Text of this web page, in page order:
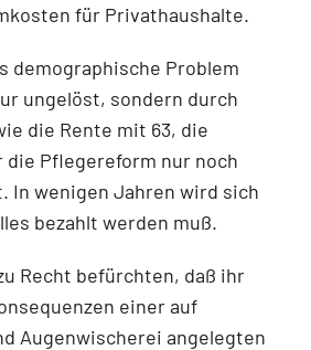
für Privathaushalte.
demographische Problem
ungelöst, sondern durch
die Rente mit 63, die
Pflegereform nur noch
In wenigen Jahren wird sich
bezahlt werden muß.
Recht befürchten, daß ihr
einer auf
Augenwischerei angelegten